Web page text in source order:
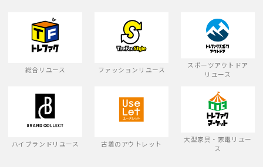
総合リユース ファッションリユース
スポーツアウトドア
リユース
ハイブランドリユース 古着のアウトレット
大型家具・家電リユー
ス